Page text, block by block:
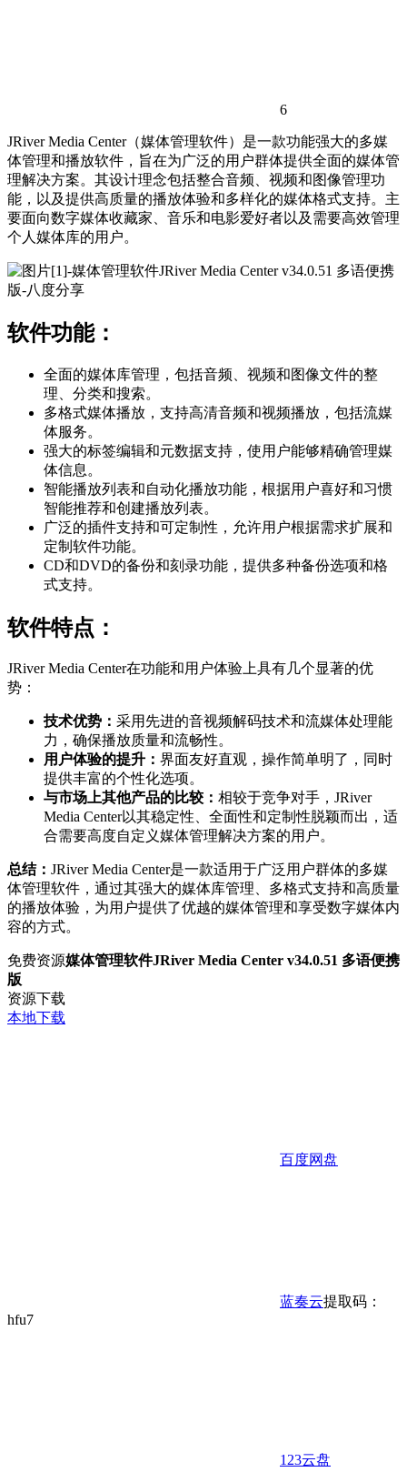
6
JRiver Media Center（媒体管理软件）是一款功能强大的多媒
体管理和播放软件，旨在为广泛的用户群体提供全面的媒体管
理解决方案。其设计理念包括整合音频、视频和图像管理功
能，以及提供高质量的播放体验和多样化的媒体格式支持。主
要面向数字媒体收藏家、音乐和电影爱好者以及需要高效管理
个人媒体库的用户。
软件功能：
全面的媒体库管理，包括音频、视频和图像文件的整
理、分类和搜索。
多格式媒体播放，支持高清音频和视频播放，包括流媒
体服务。
强大的标签编辑和元数据支持，使用户能够精确管理媒
体信息。
智能播放列表和自动化播放功能，根据用户喜好和习惯
智能推荐和创建播放列表。
广泛的插件支持和可定制性，允许用户根据需求扩展和
定制软件功能。
CD和DVD的备份和刻录功能，提供多种备份选项和格
式支持。
软件特点：
JRiver Media Center在功能和用户体验上具有几个显著的优
势：
技术优势： 采用先进的音视频解码技术和流媒体处理能
力，确保播放质量和流畅性。
用户体验的提升： 界面友好直观，操作简单明了，同时
提供丰富的个性化选项。
与市场上其他产品的比较： 相较于竞争对手，JRiver
Media Center以其稳定性、全面性和定制性脱颖而出，适
合需要高度自定义媒体管理解决方案的用户。
总结： JRiver Media Center是一款适用于广泛用户群体的多媒
体管理软件，通过其强大的媒体库管理、多格式支持和高质量
的播放体验，为用户提供了优越的媒体管理和享受数字媒体内
容的方式。
免费资源媒体管理软件JRiver Media Center v34.0.51 多语便携
版
资源下载
本地下载
百度网盘
蓝奏云提取码：
hfu7
123云盘